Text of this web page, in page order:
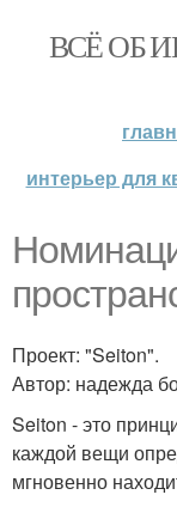
ВСЁ ОБ
интерьер для
Проект: "Seiton".
Автор: надежда
Seiton - это
каждой вещи
мгновенно